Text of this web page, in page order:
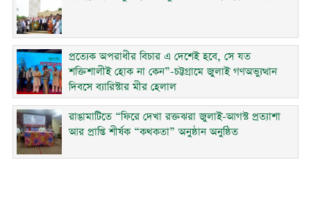
প্রত্যেক অপরাধীর বিচার এ দেশেই হবে, সে যত
শক্তিশালীই হোক না কেন”-চট্টগ্রামে জুলাই গণঅভ্যুত্থান
দিবসে ব্যারিস্টার মীর হেলাল
রাঙামাটিতে “ফিরে দেখা রক্তঝরা জুলাই-আগস্ট প্রত্যাশা
আর প্রাপ্তি শীর্ষক “কথকতা” অনুষ্ঠান অনুষ্ঠিত